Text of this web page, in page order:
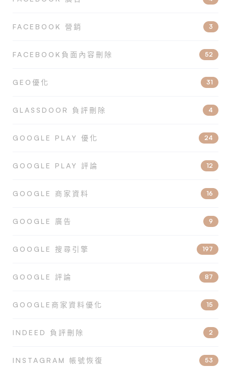
FACEBOOK 營銷 3
FACEBOOK負面內容刪除 52
GEO優化 31
GLASSDOOR 負評刪除 4
GOOGLE PLAY 優化 24
GOOGLE PLAY 評論 12
GOOGLE 商家資料 16
GOOGLE 廣告 9
GOOGLE 搜尋引擎 197
GOOGLE 評論 87
GOOGLE商家資料優化 15
INDEED 負評刪除 2
INSTAGRAM 帳號恢復 53